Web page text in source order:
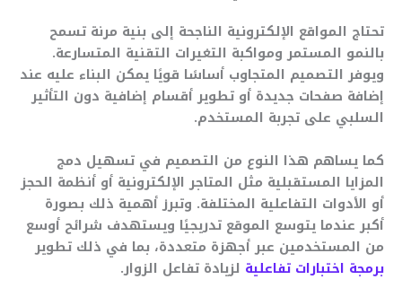
تحتاج المواقع الإلكترونية الناجحة إلى بنية مرنة تسمح
بالنمو المستمر ومواكبة التغيرات التقنية المتسارعة.
ويوفر التصميم المتجاوب أساسًا قويًا يمكن البناء عليه عند
إضافة صفحات جديدة أو تطوير أقسام إضافية دون التأثير
السلبي على تجربة المستخدم.
كما يساهم هذا النوع من التصميم في تسهيل دمج
المزايا المستقبلية مثل المتاجر الإلكترونية أو أنظمة الحجز
أو الأدوات التفاعلية المختلفة. وتبرز أهمية ذلك بصورة
أكبر عندما يتوسع الموقع تدريجيًا ويستهدف شرائح أوسع
من المستخدمين عبر أجهزة متعددة، بما في ذلك تطوير
برمجة اختبارات تفاعلية لزيادة تفاعل الزوار.